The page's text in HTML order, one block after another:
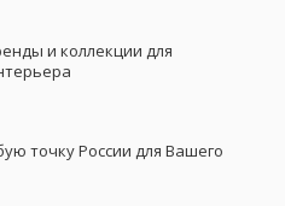
и коллекции для
точку России для Вашего